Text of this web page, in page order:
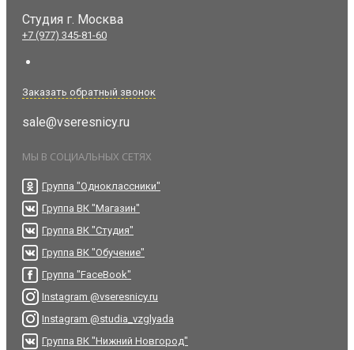
Студия г. Москва
+7 (977) 345-81-60
Заказать обратный звонок
sale@vseresnicy.ru
МЫ В СОЦИАЛЬНЫХ СЕТЯХ
Группа "Одноклассники"
Группа ВК "Магазин"
Группа ВК "Студия"
Группа ВК "Обучение"
Группа "FaceBook"
Instagram @vseresnicy.ru
Instagram @studia_vzglyada
Группа ВК "Нижний Новгород"